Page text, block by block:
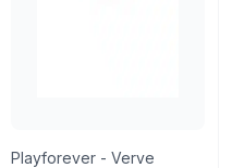
Playforever - Verve